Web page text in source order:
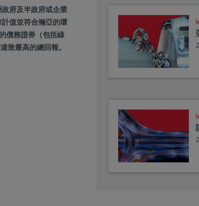
府及半政府或企業
值並符合瀚亞的環
債務證券（包括綠
致最高的總回報。